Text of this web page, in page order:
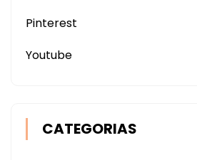
Pinterest
Youtube
CATEGORIAS